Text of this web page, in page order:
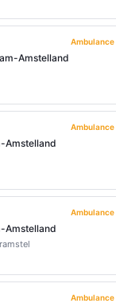
Ambulance
Amstelland
Ambulance
Amstelland
Ambulance
Amstelland
Ambulance